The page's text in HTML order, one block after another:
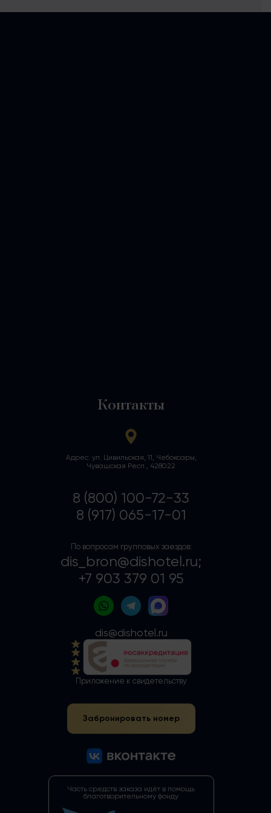
Контакты
Адрес: ул. Цивильская, 11, Чебоксары,
Чувашская Респ., 428022
8 (800) 100-72-33
8 (917) 065-17-01
По вопросам групповых заездов:
dis_bron@dishotel.ru;
+7 903 379 01 95
dis@dishotel.ru
Приложение к свидетельству
Забронировать номер
Часть средств заказа идёт в помощь
благотворительному фонду